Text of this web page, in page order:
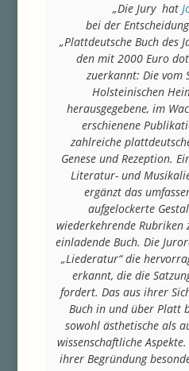
„Die Jury hat
bei der
„Plattdeutsche Buch des
den mit 2000 Euro
zuerkannt: Die vom
Holsteinischen
herausgegebene, im
erschienene
zahlreiche
Genese und Rezeption.
Literatur- und
ergänzt das
aufgelockerte
wiederkehrende Rubriken
einladende Buch. Die
„Liederatur“ die
erkannt, die die
fordert. Das aus ihrer
Buch in und über Platt
sowohl ästhetische als
wissenschaftliche
ihrer Begründung